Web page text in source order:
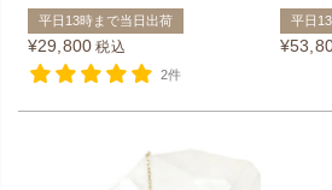
平日13時まで当日出荷
¥29,800 税込
2件
平日
¥